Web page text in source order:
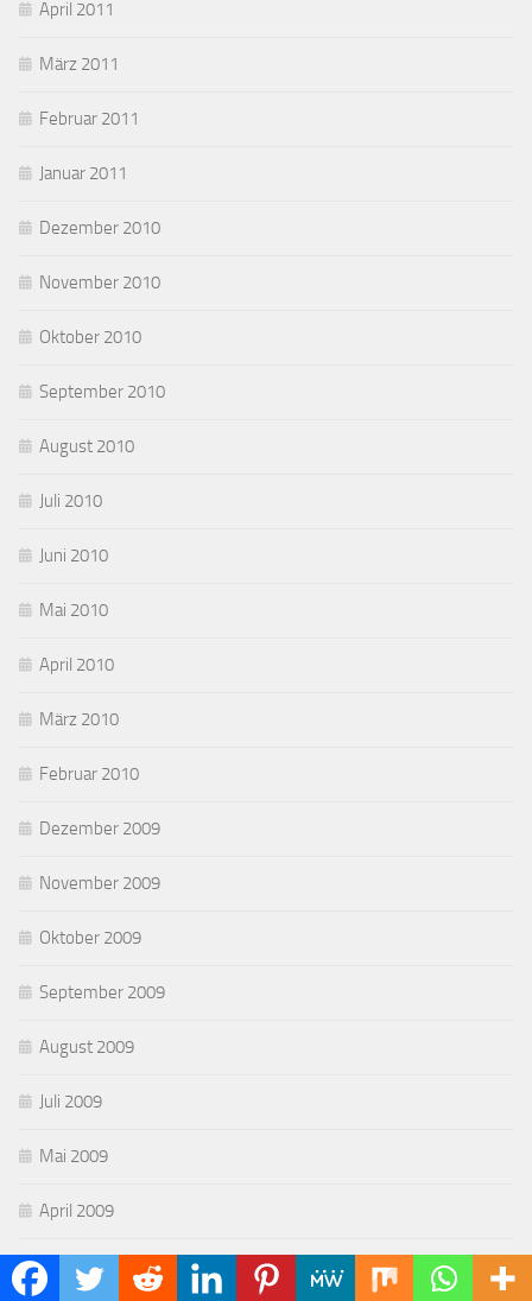
April 2011
März 2011
Februar 2011
Januar 2011
Dezember 2010
November 2010
Oktober 2010
September 2010
August 2010
Juli 2010
Juni 2010
Mai 2010
April 2010
März 2010
Februar 2010
Dezember 2009
November 2009
Oktober 2009
September 2009
August 2009
Juli 2009
Mai 2009
April 2009
März 2009